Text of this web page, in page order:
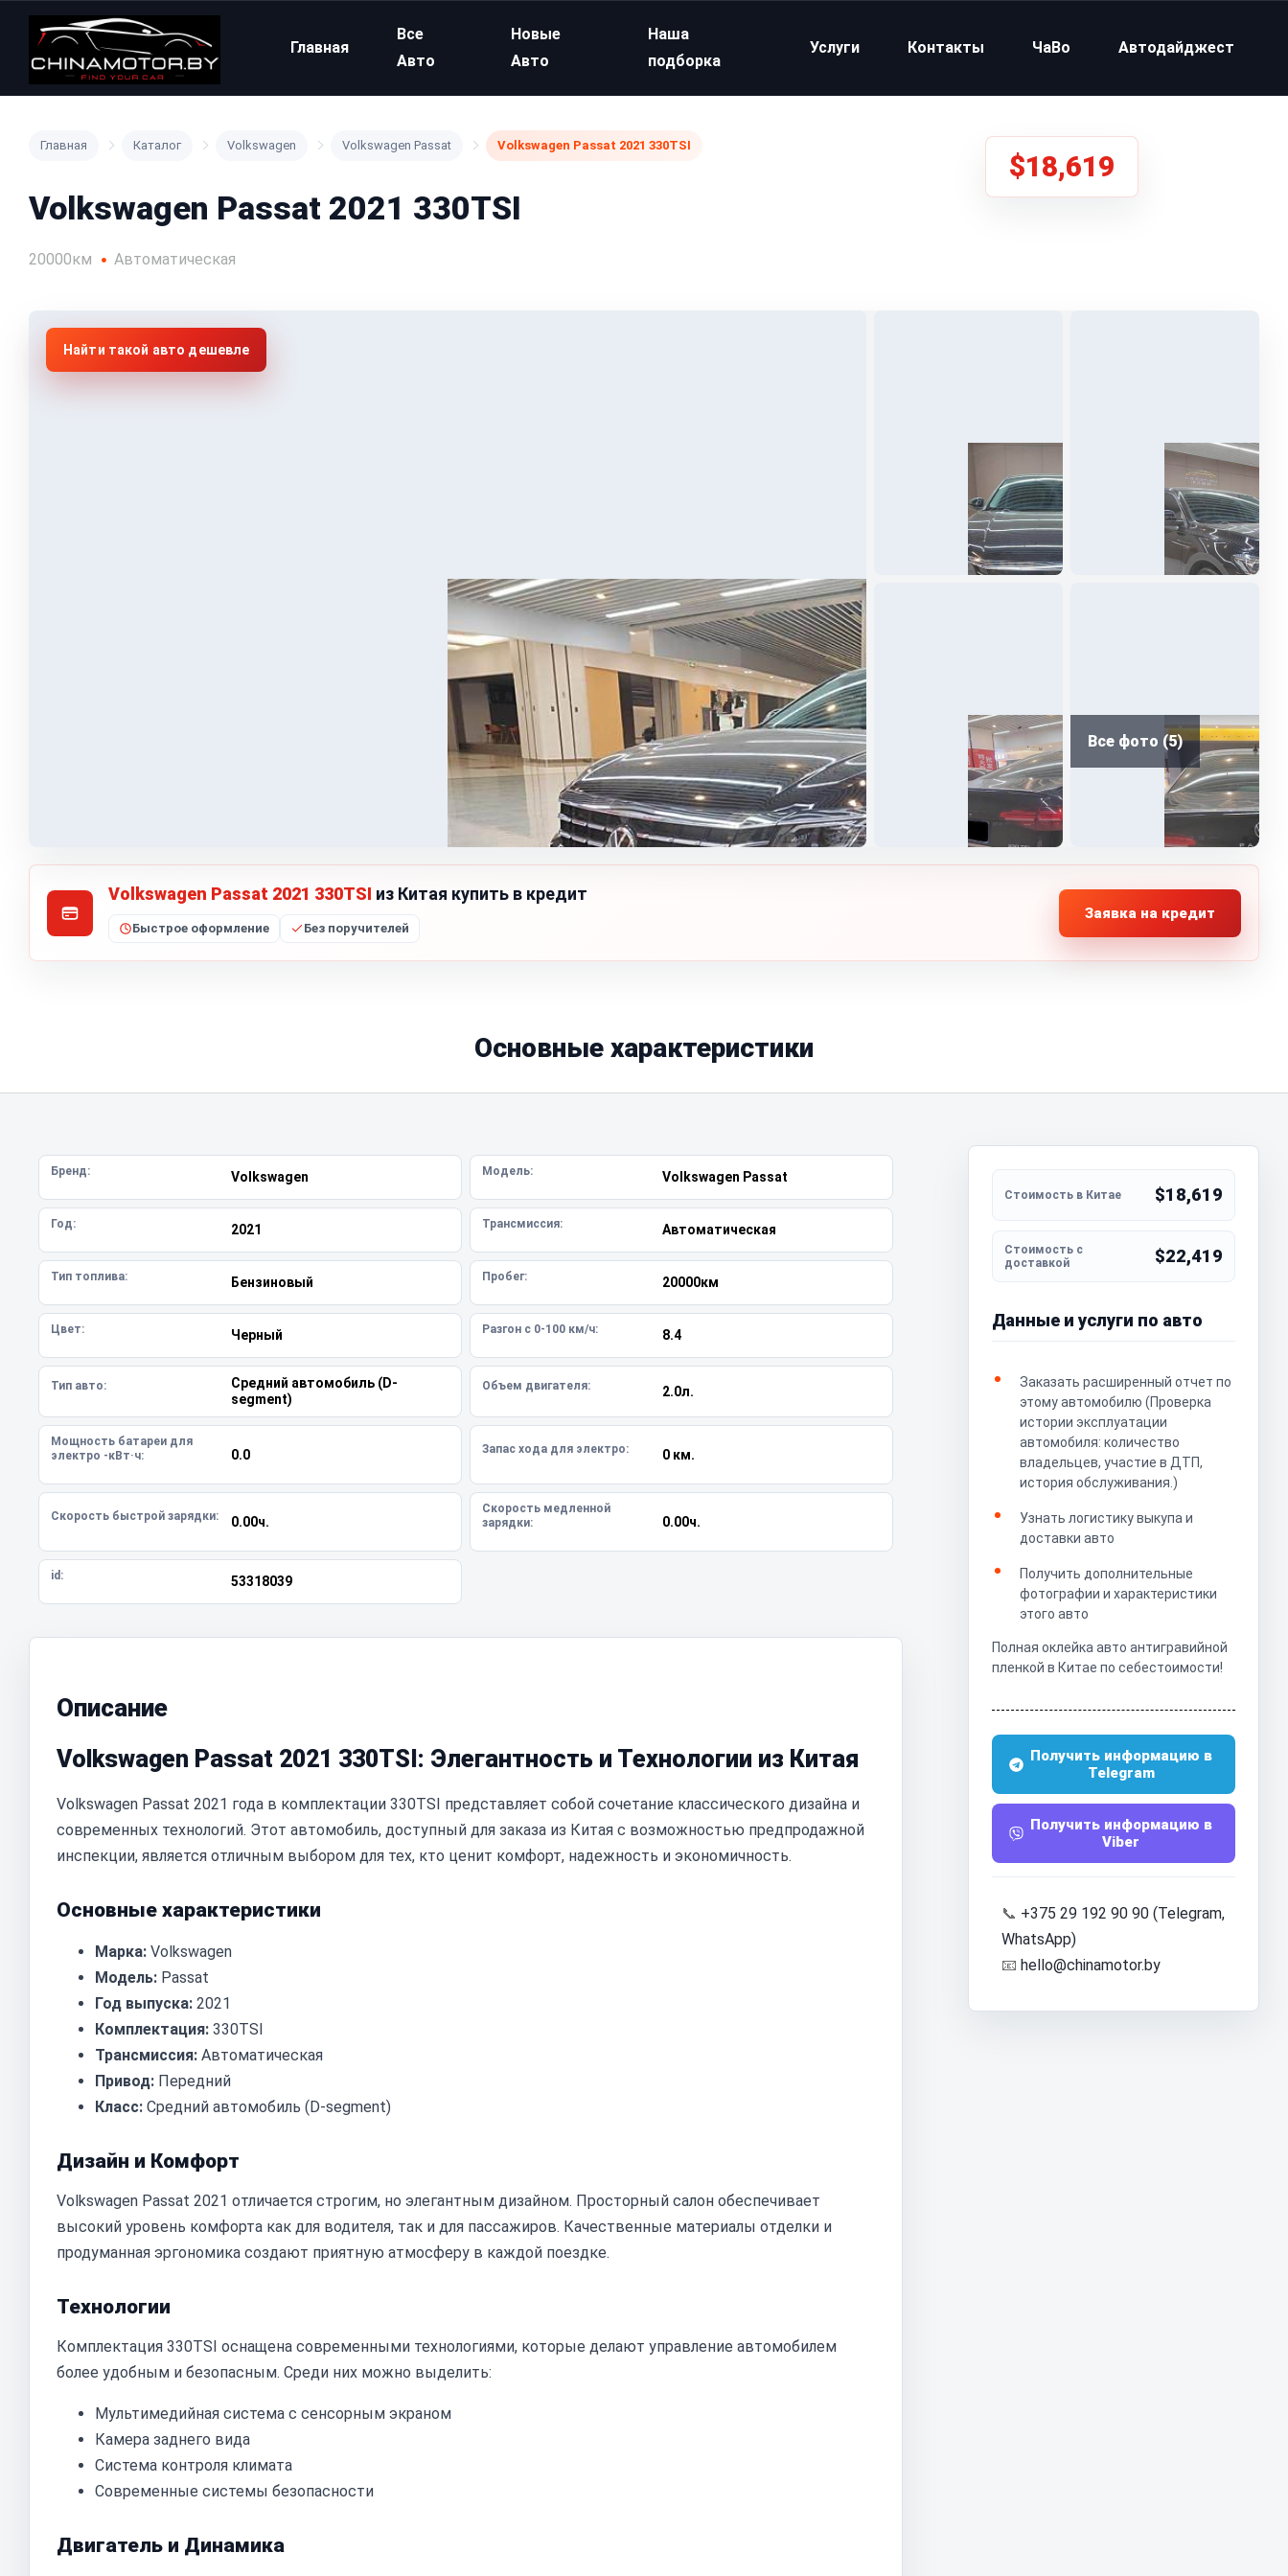
Главная
Все
Авто
Новые
Авто
Наша
подборка
Услуги Контакты ЧаВо Автодайджест
Главная Каталог Volkswagen Volkswagen Passat Volkswagen Passat 2021 330TSI
Volkswagen Passat 2021 330TSI
20000км Автоматическая
$18,619
Все фото (5)
Найти такой авто дешевле
Volkswagen Passat 2021 330TSI из Китая купить в кредит
Быстрое оформление Без поручителей
Заявка на кредит
Основные характеристики
Бренд: Volkswagen Модель: Volkswagen Passat
Год: 2021 Трансмиссия: Автоматическая
Тип топлива: Бензиновый Пробег: 20000км
Цвет: Черный Разгон с 0-100 км/ч: 8.4
Тип авто:
Средний автомобиль (D-
segment)
Объем двигателя: 2.0л.
Мощность батареи для
электро -кВт·ч:
0.0 Запас хода для электро: 0 км.
Скорость быстрой зарядки: 0.00ч.
Скорость медленной
зарядки:
0.00ч.
id: 53318039
Описание
Volkswagen Passat 2021 330TSI: Элегантность и Технологии из Китая
Volkswagen Passat 2021 года в комплектации 330TSI представляет собой сочетание классического дизайна и
современных технологий. Этот автомобиль, доступный для заказа из Китая с возможностью предпродажной
инспекции, является отличным выбором для тех, кто ценит комфорт, надежность и экономичность.
Основные характеристики
Марка: Volkswagen
Модель: Passat
Год выпуска: 2021
Комплектация: 330TSI
Трансмиссия: Автоматическая
Привод: Передний
Класс: Средний автомобиль (D-segment)
Дизайн и Комфорт
Volkswagen Passat 2021 отличается строгим, но элегантным дизайном. Просторный салон обеспечивает
высокий уровень комфорта как для водителя, так и для пассажиров. Качественные материалы отделки и
продуманная эргономика создают приятную атмосферу в каждой поездке.
Технологии
Комплектация 330TSI оснащена современными технологиями, которые делают управление автомобилем
более удобным и безопасным. Среди них можно выделить:
Мультимедийная система с сенсорным экраном
Камера заднего вида
Система контроля климата
Современные системы безопасности
Двигатель и Динамика
$18,619
$22,419
Данные и услуги по авто
Заказать расширенный отчет по
этому автомобилю (Проверка
истории эксплуатации
автомобиля: количество
владельцев, участие в ДТП,
история обслуживания.)
Узнать логистику выкупа и
доставки авто
Получить дополнительные
фотографии и характеристики
этого авто
Полная оклейка авто антигравийной
пленкой в Китае по себестоимости!
Получить информацию в
Telegram
Получить информацию в
Viber
📞 +375 29 192 90 90 (Telegram,
WhatsApp)
📧 hello@chinamotor.by